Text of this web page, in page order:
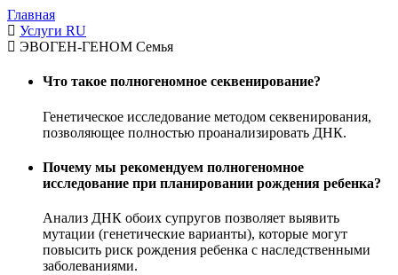
Главная
Услуги RU
ЭВОГЕН-ГЕНОМ Семья
Что такое полногеномное секвенирование?
Генетическое исследование методом секвенирования,
позволяющее полностью проанализировать ДНК.
Почему мы рекомендуем полногеномное
исследование при планировании рождения ребенка?
Анализ ДНК обоих супругов позволяет выявить
мутации (генетические варианты), которые могут
повысить риск рождения ребенка с наследственными
заболеваниями.